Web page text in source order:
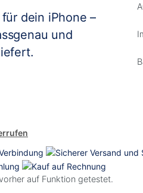
dein iPhone –
und
auf Funktion getestet.